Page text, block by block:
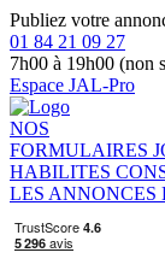
Publiez votre
01 84 21 09 27
7h00 à 19h00 (non
Espace JAL-Pro
NOS
FORMULAIRES
HABILITES
LES ANNONCES